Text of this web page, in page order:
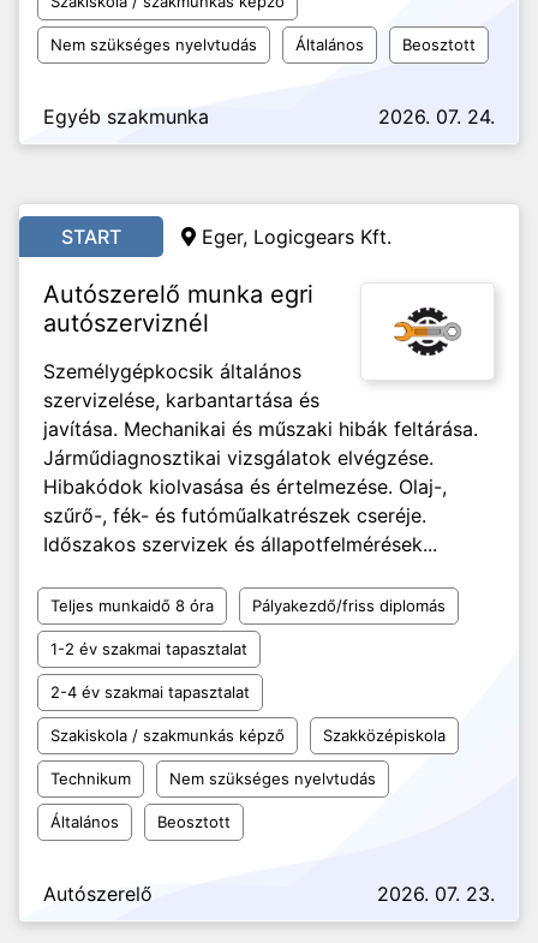
Nem szükséges nyelvtudás Általános Beosztott
Egyéb szakmunka 2026. 07. 24.
START Eger, Logicgears Kft.
Autószerelő munka egri
autószerviznél
Személygépkocsik általános
szervizelése, karbantartása és
javítása. Mechanikai és műszaki hibák feltárása.
Járműdiagnosztikai vizsgálatok elvégzése.
Hibakódok kiolvasása és értelmezése. Olaj-,
szűrő-, fék- és futóműalkatrészek cseréje.
Időszakos szervizek és állapotfelmérések...
Teljes munkaidő 8 óra Pályakezdő/friss diplomás
1-2 év szakmai tapasztalat
2-4 év szakmai tapasztalat
Szakiskola / szakmunkás képző Szakközépiskola
Technikum Nem szükséges nyelvtudás
Általános Beosztott
Autószerelő 2026. 07. 23.